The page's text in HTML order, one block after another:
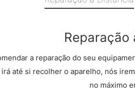
Reparação
a reparação do seu
até si recolher o aparelho, nós
no máximo